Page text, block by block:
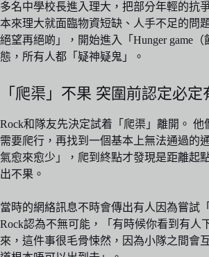
多名中學校長進入理大，把部分年輕的抗
本來理大就面臨物資短缺、人手不足的問
絕望再絕啲」，開始進入「Hunger game
態，所有人都「疑神疑鬼」。
「爬渠」不果 突圍前認定必定
Rock和隊友先決定試着「爬渠」離開。 他
需要爬行，再找到一個基本上無法通過的
氣愈來愈少」，爬到終點才發現是距離起
出不果。
當時的網絡訊息不時會傳出有人因為嘗試
Rock認為不無可能，「有時候你看到有人
來，這件事很毛骨悚然，因為小隊之間會